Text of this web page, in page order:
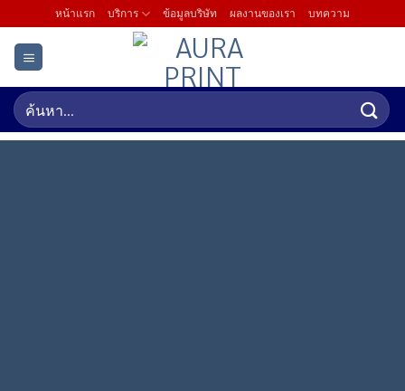
to
content
หน้าแรก บริการ ข้อมูลบริษัท ผลงานของเรา บทความ
ค้นหา: